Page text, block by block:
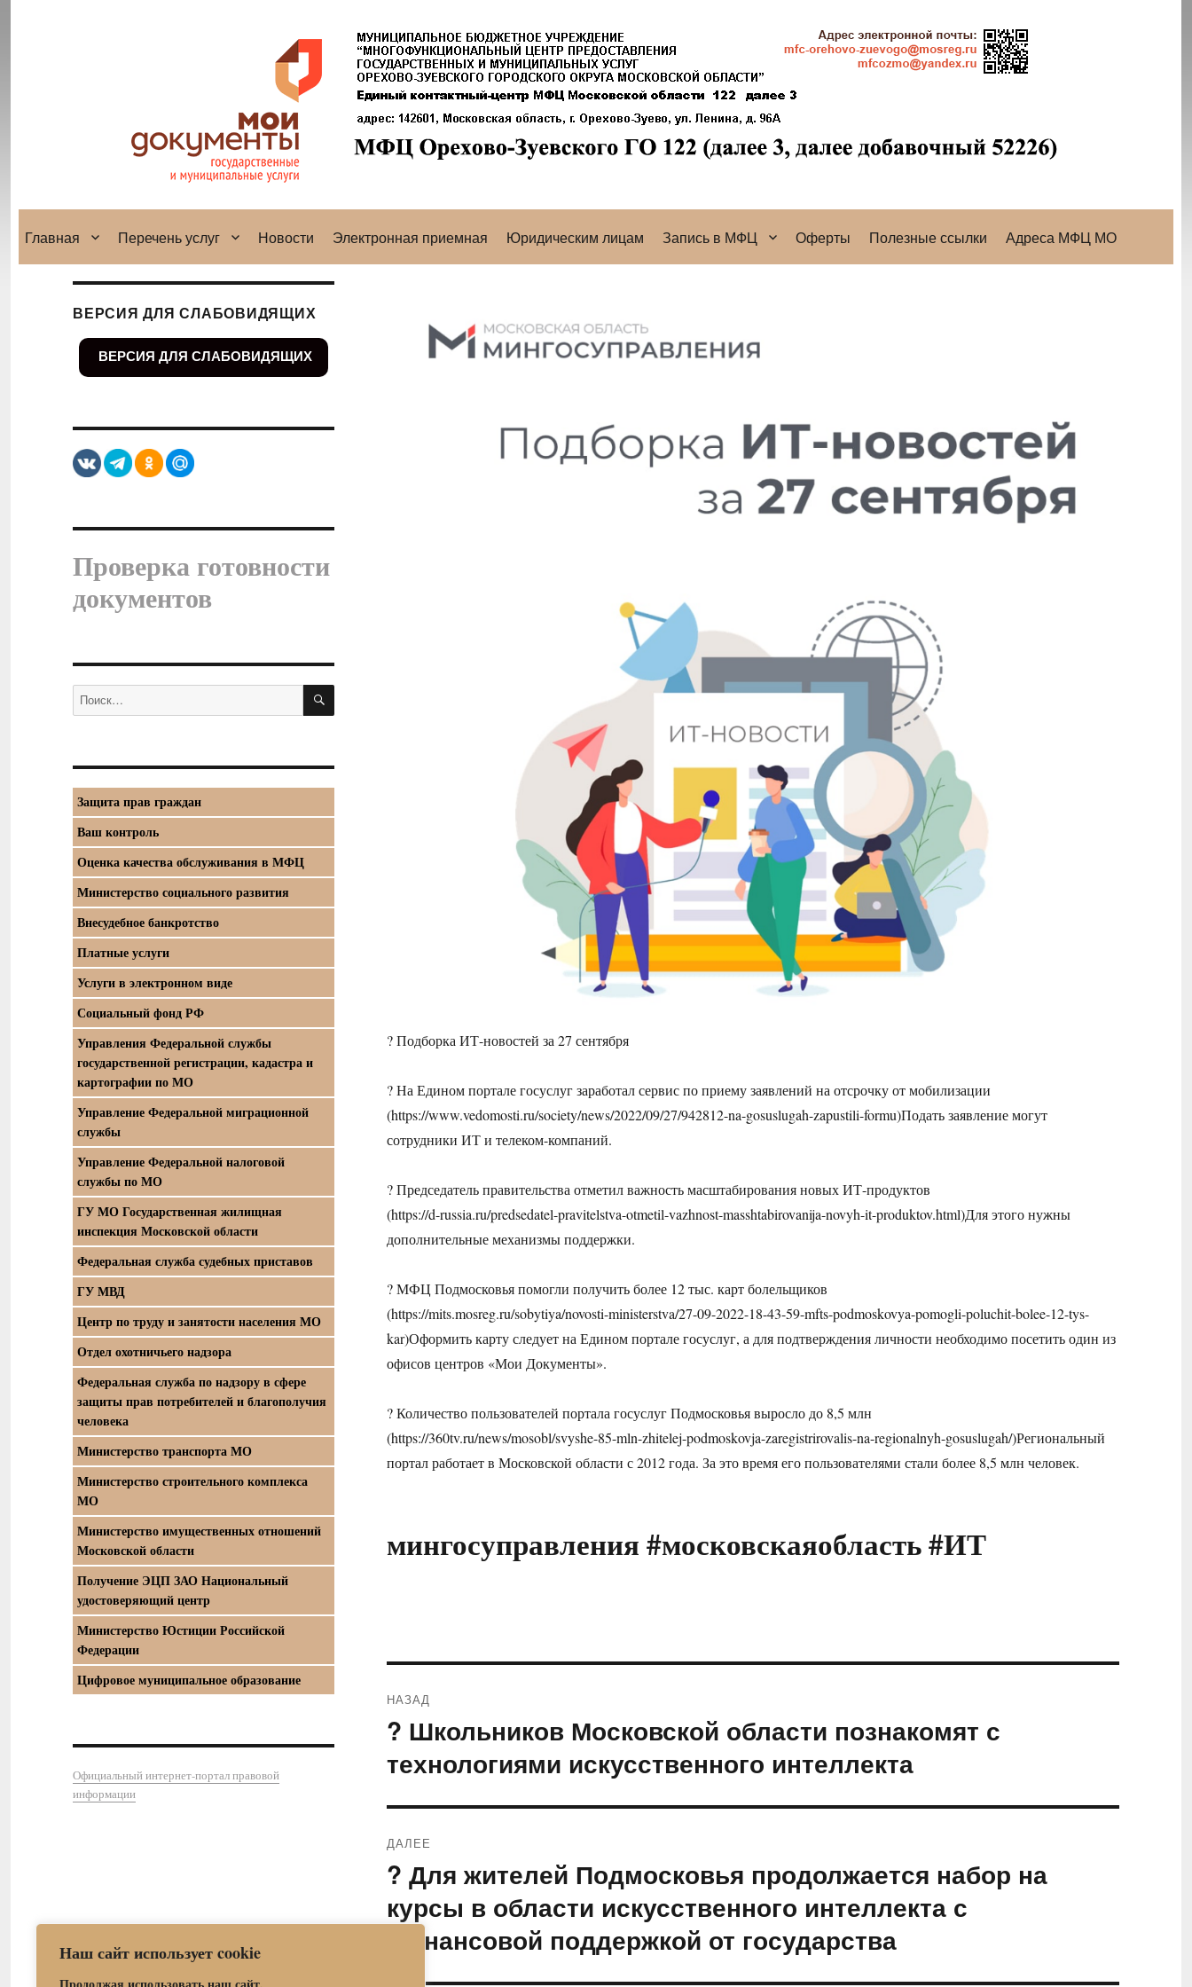
Наш сайт использует cookie
Главная Перечень услуг Новости Электронная приемная Юридическим лицам Запись в МФЦ Оферты Полезные ссылки Адреса МФЦ МО
? Подборка ИТ-новостей за 27 сентября
? На Едином портале госуслуг заработал сервис по приему заявлений на отсрочку от мобилизации
(https://www.vedomosti.ru/society/news/2022/09/27/942812-na-gosuslugah-zapustili-formu)Подать заявление могут
сотрудники ИТ и телеком-компаний.
? Председатель правительства отметил важность масштабирования новых ИТ-продуктов
(https://d-russia.ru/predsedatel-pravitelstva-otmetil-vazhnost-masshtabirovanija-novyh-it-produktov.html)Для этого нужны
дополнительные механизмы поддержки.
? МФЦ Подмосковья помогли получить более 12 тыс. карт болельщиков
(https://mits.mosreg.ru/sobytiya/novosti-ministerstva/27-09-2022-18-43-59-mfts-podmoskovya-pomogli-poluchit-bolee-12-tys-
kar)Оформить карту следует на Едином портале госуслуг, а для подтверждения личности необходимо посетить один из
офисов центров «Мои Документы».
? Количество пользователей портала госуслуг Подмосковья выросло до 8,5 млн
(https://360tv.ru/news/mosobl/svyshe-85-mln-zhitelej-podmoskovja-zaregistrirovalis-na-regionalnyh-gosuslugah/)Региональный
портал работает в Московской области с 2012 года. За это время его пользователями стали более 8,5 млн человек.
мингосуправления #московскаяобласть #ИТ
по
записям
НАЗАД
Предыдущая
? Школьников Московской области познакомят с
технологиями искусственного интеллекта
ДАЛЕЕ
Следующая
запись:
? Для жителей Подмосковья продолжается набор на
курсы в области искусственного интеллекта с
финансовой поддержкой от государства
ВЕРСИЯ ДЛЯ СЛАБОВИДЯЩИХ
ВЕРСИЯ ДЛЯ СЛАБОВИДЯЩИХ
Проверка готовности
документов
Искать: ПОИСК
Защита прав граждан
Ваш контроль
Оценка качества обслуживания в МФЦ
Министерство социального развития
Внесудебное банкротство
Платные услуги
Услуги в электронном виде
Социальный фонд РФ
Управления Федеральной службы
государственной регистрации, кадастра и
картографии по МО
Управление Федеральной миграционной
службы
Управление Федеральной налоговой
службы по МО
ГУ МО Государственная жилищная
инспекция Московской области
Федеральная служба судебных приставов
ГУ МВД
Центр по труду и занятости населения МО
Отдел охотничьего надзора
Федеральная служба по надзору в сфере
защиты прав потребителей и благополучия
человека
Министерство транспорта МО
Министерство строительного комплекса
МО
Министерство имущественных отношений
Московской области
Получение ЭЦП ЗАО Национальный
удостоверяющий центр
Министерство Юстиции Российской
Федерации
Цифровое муниципальное образование
Официальный интернет-портал правовой
информации